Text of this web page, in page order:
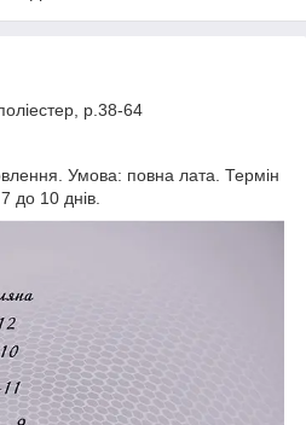
р.38-64
Умова: повна лата. Термін
до 10 днів.